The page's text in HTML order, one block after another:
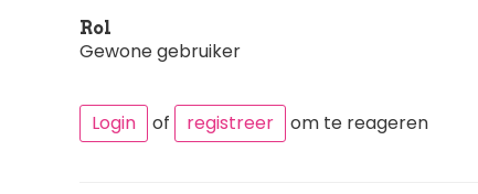
Rol
Gewone gebruiker
Login of registreer om te reageren